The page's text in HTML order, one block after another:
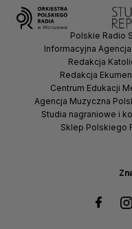
Polskie Radio
Informacyjna
Redakcja
Redakcja
Centrum Edukacji
Agencja Muzyczna
Studia nagraniowe i
Sklep Polskiego